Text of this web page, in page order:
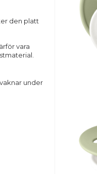
den platt
vara
under